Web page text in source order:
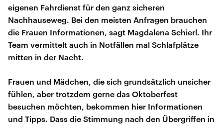
eigenen Fahrdienst für den ganz sicheren
Nachhauseweg. Bei den meisten Anfragen brauchen
die Frauen Informationen, sagt Magdalena Schierl. Ihr
Team vermittelt auch in Notfällen mal Schlafplätze
mitten in der Nacht.
Frauen und Mädchen, die sich grundsätzlich unsicher
fühlen, aber trotzdem gerne das Oktoberfest
besuchen möchten, bekommen hier Informationen
und Tipps. Dass die Stimmung nach den Übergriffen in